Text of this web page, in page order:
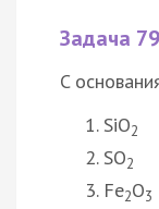
Задача 79
C
SiO2
SO2
Fe2O3